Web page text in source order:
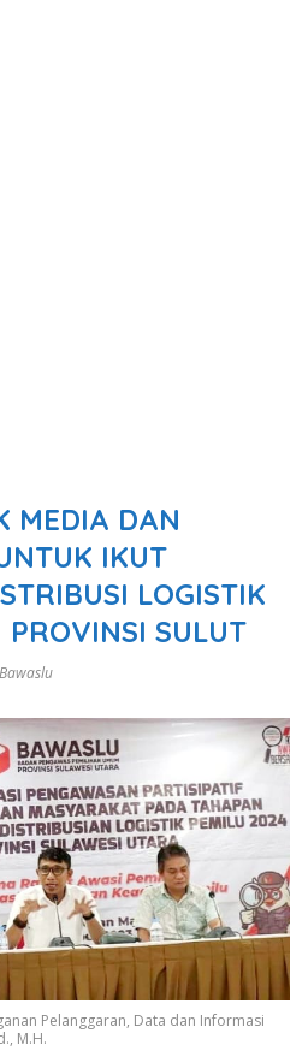
MEDIA DAN
IKUT
LOGISTIK
SULUT
Bawaslu
Pelanggaran, Data dan Informasi
M.H.